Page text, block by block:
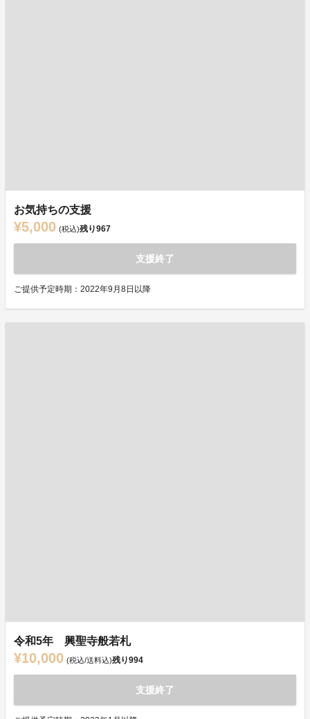
お気持ちの支援
¥5,000 (税込)残り967
支援終了
ご提供予定時期：2022年9月8日以降
令和5年 興聖寺般若札
¥10,000 (税込/送料込)残り994
支援終了